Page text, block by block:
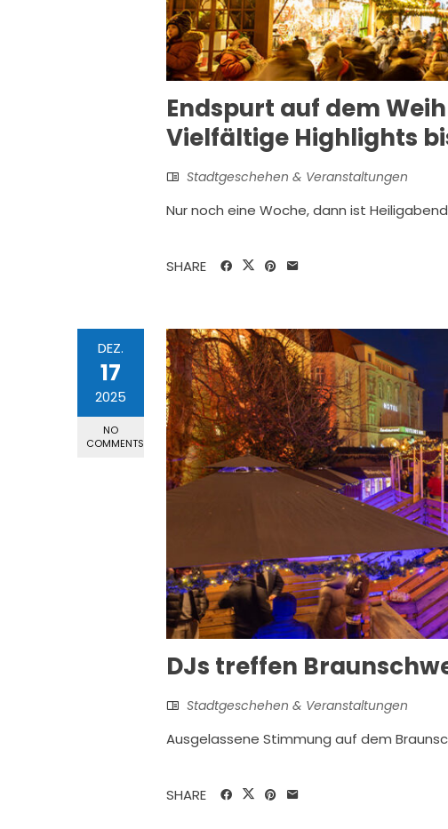
Endspurt auf dem
Vielfältige Highlights
Stadtgeschehen & Veranstaltungen
Nur noch eine Woche, dann ist
SHARE
DEZ.
17
2025
NO
COMMENTS
DJs treffen
Stadtgeschehen & Veranstaltungen
Ausgelassene Stimmung auf dem
SHARE